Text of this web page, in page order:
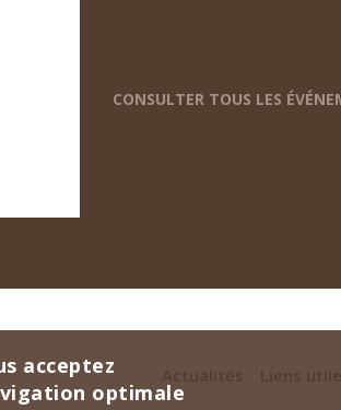
CONSULTER TOUS LES
acceptez
optimale